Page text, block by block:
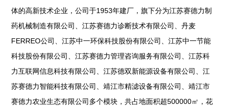
体的高新技术企业，公司于1953年建厂，旗下分为江苏赛德力制
药机械制造有限公司、江苏赛德力诊断技术有限公司、丹麦
FERREO公司、江苏中一环保科技股份有限公司、江苏中一节能
科技股份有限公司、江苏赛德力管理咨询服务有限公司、江苏科
力互联网信息科技有限公司、江苏德双新能源设备有限公司、江
苏赛德力智能科技有限公司、靖江市精滤设备有限公司、靖江市
赛德力农业生态有限公司多个模块，共占地面积超500000㎡，花